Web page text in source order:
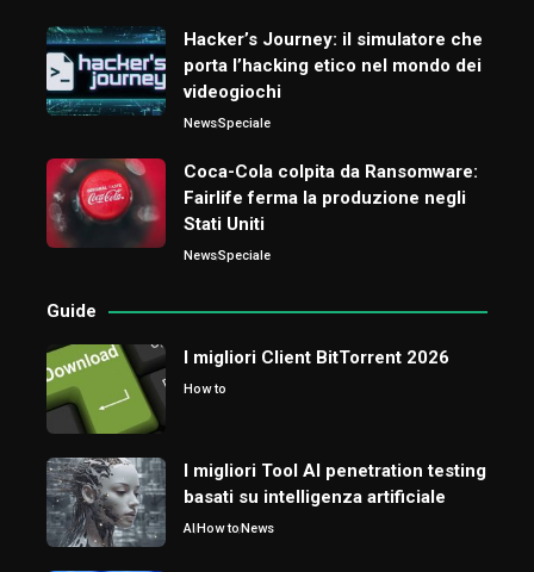
Hacker’s Journey: il simulatore che
porta l’hacking etico nel mondo dei
videogiochi
NewsSpeciale
Coca-Cola colpita da Ransomware:
Fairlife ferma la produzione negli
Stati Uniti
NewsSpeciale
Guide
I migliori Client BitTorrent 2026
How to
I migliori Tool AI penetration testing
basati su intelligenza artificiale
AIHow toNews